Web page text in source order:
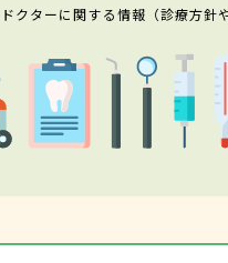
クターに関する情報（診療方針